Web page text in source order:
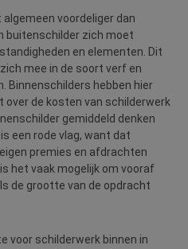
voordeliger dan
buitenschilder zich moet
en elementen. Dit
mee in de soort verf en
Binnenschilders hebben hier
over de kosten van schilderwerk
gemiddeld denken
een rode vlag, want dat
premies en afdrachten
het vaak mogelijk om vooraf
de grootte van de opdracht
voor schilderwerk binnen in